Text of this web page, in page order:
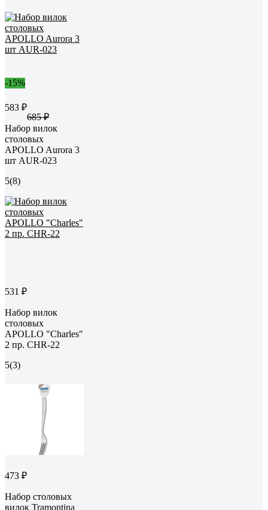
-15%
583 ₽
685 ₽
Набор вилок
столовых
APOLLO Aurora 3
шт AUR-023
5(8)
531 ₽
Набор вилок
столовых
APOLLO "Charles"
2 пр. CHR-22
5(3)
473 ₽
Набор столовых
вилок Tramontina